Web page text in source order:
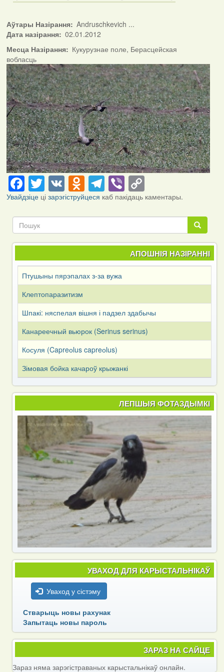
Аўтары Назірання
Andruschkevich ...
Дата назірання
02.01.2012
Месца Назірання
Кукурузнае поле, Берасцейская
вобласць
Facebook
Twitter
VKOdnoklassniki
Telegram
ViberCopy
Link
Увайдзіцеці зарэгіструйцеся каб пакідаць каментары.
Пошук
Пошук
АПОШНІЯ НАЗІРАННІ
Птушыны пярэпалах з-за вужа
Клептопаразитизм
Шпакі: няспелая вішня і падзел здабычы
Канареечный вьюрок (Serinus serinus)
Косуля (Capreоlus capreоlus)
Зімовая бойка качароў крыжанкі
ЛЕПШЫЯ ФОТАЗДЫМКІ
УВАХОД ДЛЯ КАРЫСТАЛЬНІКАЎ
Уваход у сістэму
Стварыць новы рахунак
Запытаць новы пароль
ЗАРАЗ НА САЙЦЕ
Зараз няма зарэгістраваных карыстальнікаў онлайн.